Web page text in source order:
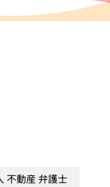
不動産 弁護士